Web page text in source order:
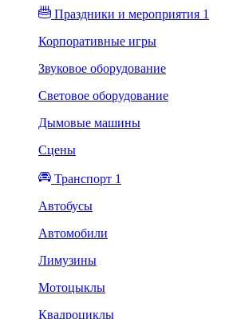
Праздники и мероприятия 1
Корпоративные игры
Звуковое оборудование
Световое оборудование
Дымовые машины
Сцены
Транспорт 1
Автобусы
Автомобили
Лимузины
Мотоцыклы
Квадроциклы